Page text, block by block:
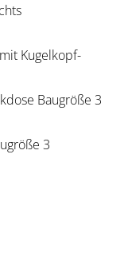
Kugelkopf-
Baugröße 3
3